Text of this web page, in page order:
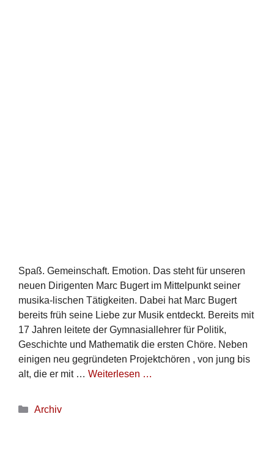
Spaß. Gemeinschaft. Emotion. Das steht für unseren
neuen Dirigenten Marc Bugert im Mittelpunkt seiner
musika-lischen Tätigkeiten. Dabei hat Marc Bugert
bereits früh seine Liebe zur Musik entdeckt. Bereits mit
17 Jahren leitete der Gymnasiallehrer für Politik,
Geschichte und Mathematik die ersten Chöre. Neben
einigen neu gegründeten Projektchören , von jung bis
alt, die er mit … Weiterlesen …
Archiv